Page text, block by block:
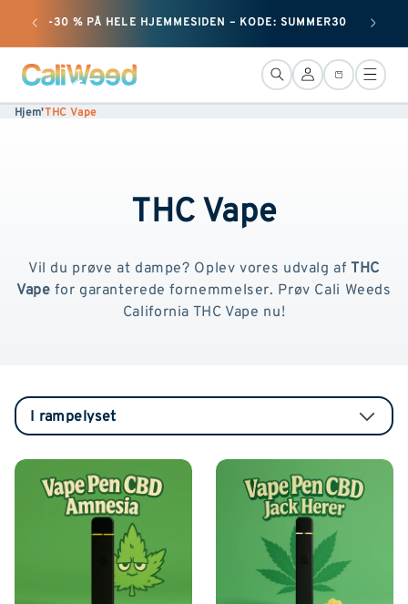
og gå
videre til
indholdet
-30 % PÅ HELE HJEMMESIDEN – KODE: SUMMER30 + 50
Forbindelse
Kurv
Hjem'THC Vape
THC Vape
Vil du prøve at dampe? Oplev vores udvalg afTHC
Vape for garanterede fornemmelser. Prøv Cali Weeds
California THC Vape nu!